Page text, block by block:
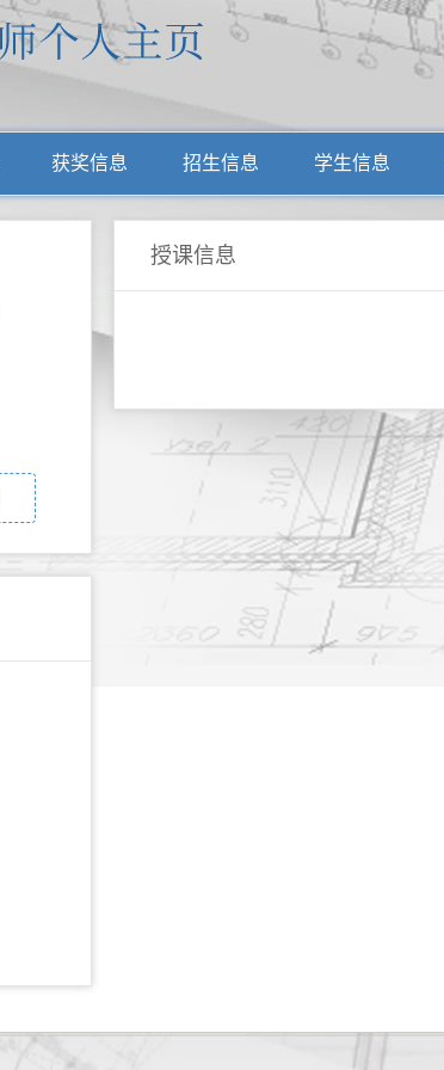
获奖信息 招生信息 学生信息
授课信息